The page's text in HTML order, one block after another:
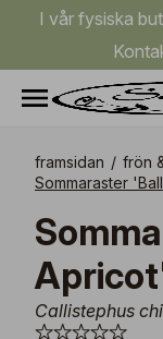
I vår fysiska
framsidan / frön
Sommaraster
Sommaraster 'Balloon
Callistephus